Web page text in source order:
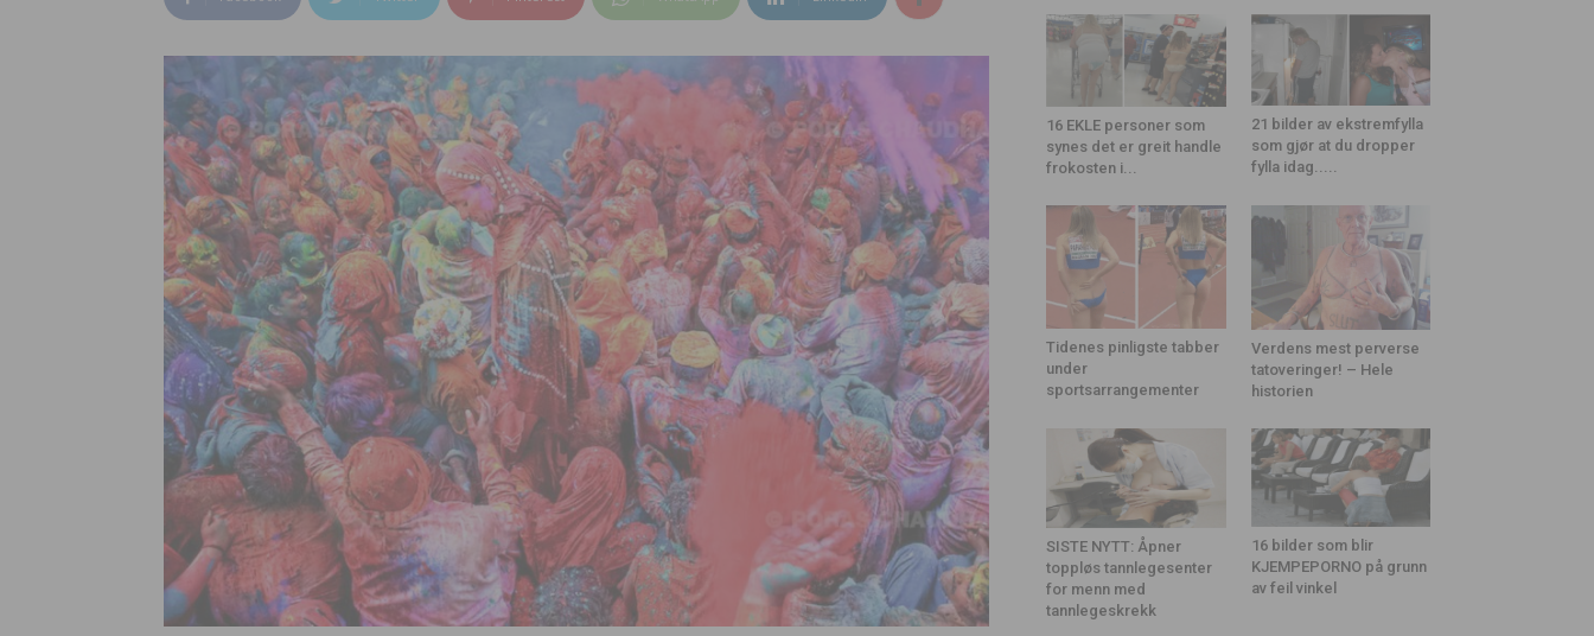
16 EKLE personer som
synes det er greit handle
frokosten i...
21 bilder av ekstremfylla
som gjør at du dropper
fylla idag.....
Tidenes pinligste tabber
under
sportsarrangementer
Verdens mest perverse
tatoveringer! – Hele
historien
SISTE NYTT: Åpner
toppløs tannlegesenter
for menn med
tannlegeskrekk
16 bilder som blir
KJEMPEPORNO på grunn
av feil vinkel